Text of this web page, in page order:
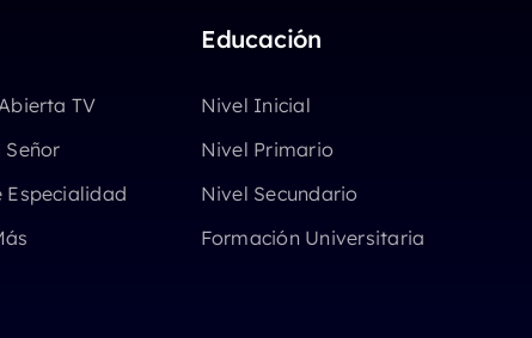
TV
Señor
Especialidad
Educación
Nivel Inicial
Nivel Primario
Nivel Secundario
Formación Universitaria